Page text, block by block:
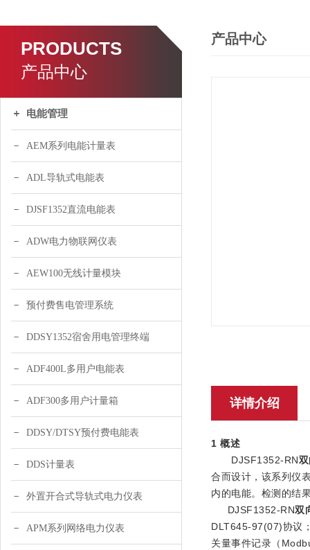
PRODUCTS
产品中心
电能管理
AEM系列电能计量表
ADL导轨式电能表
DJSF1352直流电能表
ADW电力物联网仪表
AEW100无线计量模块
预付费售电管理系统
DDSY1352宿舍用电管理终端
ADF400L多用户电能表
ADF300多用户计量箱
DDSY/DTSY预付费电能表
DDS计量表
外置开合式导轨式电力仪表
APM系列网络电力仪表
产品中心
详情介绍
1 概述
DJSF1352-RN
合而设计，该系列仪
内的电能。检测的结
DJSF1352-RN双
DLT645-97(07)协议
关量事件记录（